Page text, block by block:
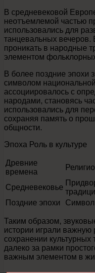
В средневековой
неотъемлемой частью
использовались для
танцевальных вечеров.
проникать в народные
элементом
В более поздние эпохи
символом
ассоциировалось с
народами, становясь
использовались для
сохраняя память о
общности.
Эпоха Роль в культуре
Древние
времена
Средневековье
Поздние эпохи
Символ
Таким образом,
истории играли
сохранении
далеко за рамки
важным элементом в